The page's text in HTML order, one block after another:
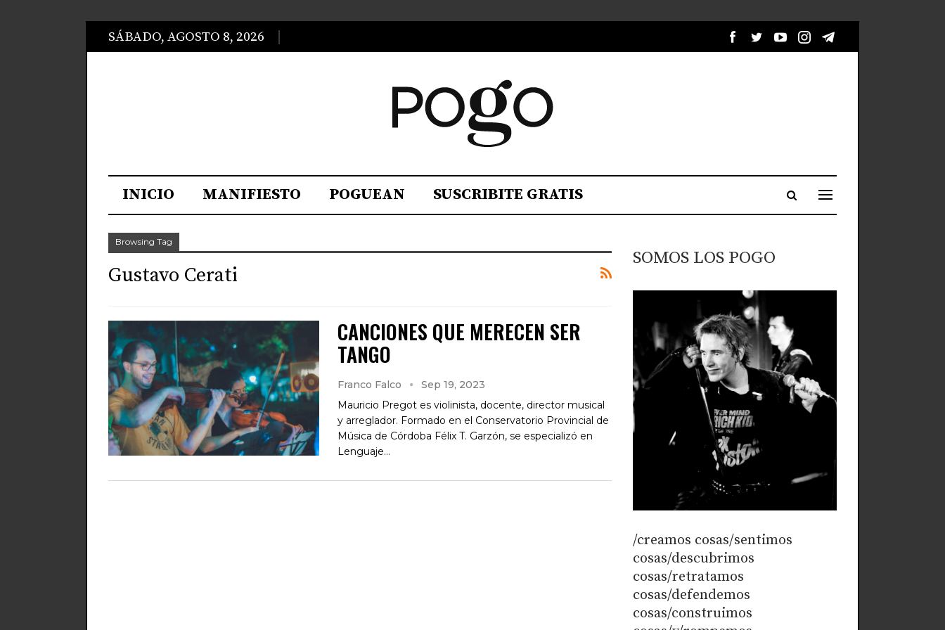
SÁBADO, AGOSTO 8, 2026
INICIO MANIFIESTO POGUEAN SUSCRIBITE GRATIS
Browsing Tag
Gustavo Cerati
CANCIONES QUE MERECEN SER
TANGO
Franco Falco
Sep 19, 2023
Mauricio Pregot es violinista, docente, director musical
y arreglador. Formado en el Conservatorio Provincial de
Música de Córdoba Félix T. Garzón, se especializó en
Lenguaje…
SOMOS LOS POGO
/creamos cosas/sentimos
cosas/descubrimos
cosas/retratamos
cosas/defendemos
cosas/construimos